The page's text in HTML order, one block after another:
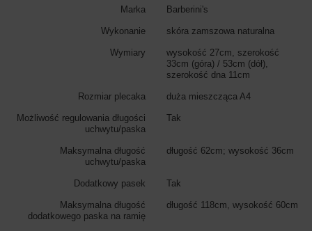
Marka Barberini's
Wykonanie skóra zamszowa naturalna
Wymiary
wysokość 27cm, szerokość
33cm (góra) / 53cm (dół),
szerokość dna 11cm
Rozmiar plecaka duża mieszcząca A4
Możliwość regulowania długości
uchwytu/paska
Tak
Maksymalna długość
uchwytu/paska
długość 62cm; wysokość 36cm
Dodatkowy pasek Tak
Maksymalna długość
dodatkowego paska na ramię
długość 118cm, wysokość 60cm